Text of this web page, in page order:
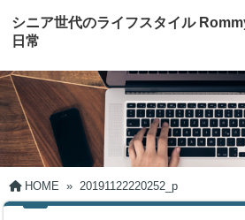
シニア世代のライフスタイル
日常
HOME » 20191122220252_p